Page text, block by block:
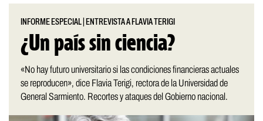
INFORME ESPECIAL ENTREVISTA A FLAVIA TERIGI
¿Un país sin ciencia?
«No hay futuro universitario si las condiciones financieras actuales
se reproducen», dice Flavia Terigi, rectora de la Universidad de
General Sarmiento. Recortes y ataques del Gobierno nacional.